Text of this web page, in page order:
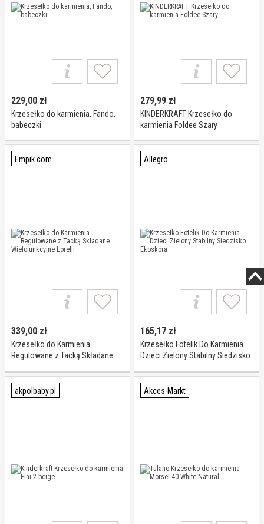
229,00 zł
Krzesełko do karmienia, Fando,
babeczki
279,99 zł
KINDERKRAFT Krzesełko do
karmienia Foldee Szary
Empik.com
339,00 zł
Krzesełko do Karmienia
Regulowane z Tacką Składane
Allegro
165,17 zł
Krzesełko Fotelik Do Karmienia
Dzieci Zielony Stabilny Siedzisko
akpolbaby.pl Akces-Markt